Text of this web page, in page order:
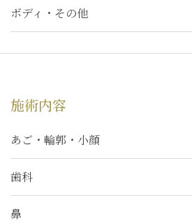
ボディ・その他
施術内容
あご・輪郭・小顔
歯科
鼻